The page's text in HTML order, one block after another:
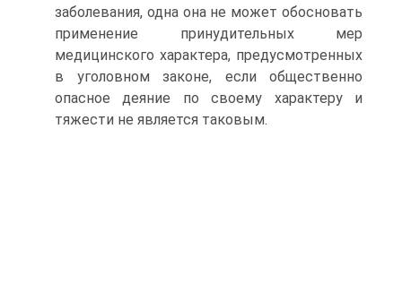
заболевания, одна она не может обосновать
применение принудительных мер
медицинского характера, предусмотренных
в уголовном законе, если общественно
опасное деяние по своему характеру и
тяжести не является таковым.